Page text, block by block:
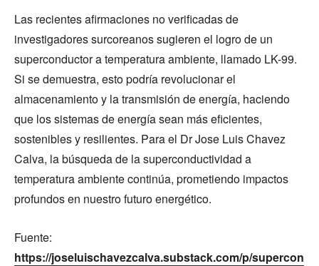
Las recientes afirmaciones no verificadas de
investigadores surcoreanos sugieren el logro de un
superconductor a temperatura ambiente, llamado LK-99.
Si se demuestra, esto podría revolucionar el
almacenamiento y la transmisión de energía, haciendo
que los sistemas de energía sean más eficientes,
sostenibles y resilientes. Para el Dr Jose Luis Chavez
Calva, la búsqueda de la superconductividad a
temperatura ambiente continúa, prometiendo impactos
profundos en nuestro futuro energético.
Fuente:
https://joseluischavezcalva.substack.com/p/supercon